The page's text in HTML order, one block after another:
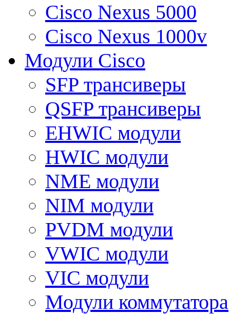
Cisco Nexus 5000
Cisco Nexus 1000v
Модули Cisco
SFP трансиверы
QSFP трансиверы
EHWIC модули
HWIC модули
NME модули
NIM модули
PVDM модули
VWIC модули
VIC модули
Модули коммутатора